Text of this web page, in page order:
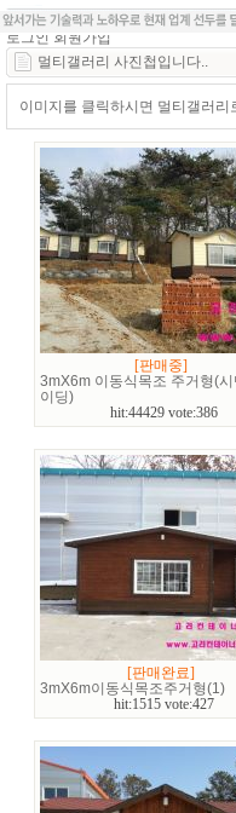
로그인 회원가입
멀티갤러리 사진첩입니다..
이미지를 클릭하시면 멀티갤러
[판매중]
3mX6m 이동식목조 주거형(
이딩)
hit:44429 vote:386
[판매완료]
3mX6m이동식목조주거형(1)
hit:1515 vote:427